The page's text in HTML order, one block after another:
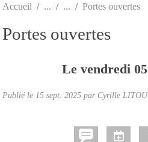
Accueil Portes ouvertes
Portes ouvertes
Le vendredi 05
Publié le 15 sept. 2025 par Cyrille LITOU